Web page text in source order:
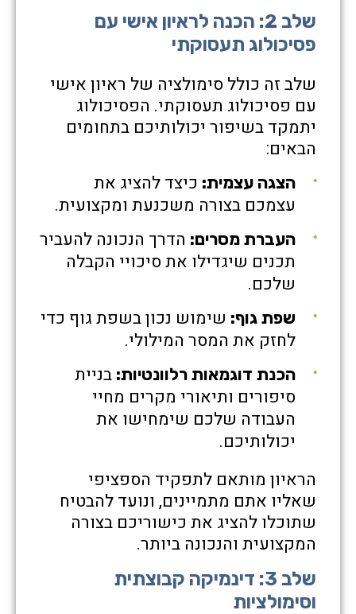
שלב 2: הכנה לראיון אישי עם
פסיכולוג תעסוקתי
שלב זה כולל סימולציה של ראיון אישי
עם פסיכולוג תעסוקתי. הפסיכולוג
יתמקד בשיפור יכולותיכם בתחומים
הבאים:
הצגה עצמית: כיצד להציג את
עצמכם בצורה משכנעת ומקצועית.
העברת מסרים: הדרך הנכונה להעביר
תכנים שיגדילו את סיכויי הקבלה
שלכם.
שפת גוף: שימוש נכון בשפת גוף כדי
לחזק את המסר המילולי.
הכנת דוגמאות רלוונטיות: בניית
סיפורים ותיאורי מקרים מחיי
העבודה שלכם שימחישו את
יכולותיכם.
הראיון מותאם לתפקיד הספציפי
שאליו אתם מתמיינים, ונועד להבטיח
שתוכלו להציג את כישוריכם בצורה
המקצועית והנכונה ביותר.
שלב 3: דינמיקה קבוצתית
וסימולציות